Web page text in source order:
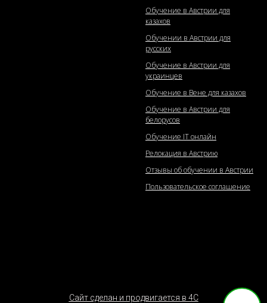
Обучение в Австрии для
казахов
Обучении в Австрии для
русских
Обучение в Австрии для
украинцев
Обучение в Вене для казахов
Обучение в Австрии для
белорусов
Обучение IT онлайн
Релокация в Австрию
Отзывы об обучении в Австрии
Пользовательское соглашение
Cайт сделан и продвигается в 4С